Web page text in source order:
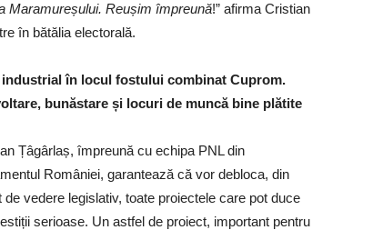
Maramureșului. Reușim împreună!” afirma Cristian
în bătălia electorală.
industrial în locul fostului combinat Cuprom.
bunăstare și locuri de muncă bine plătite
Țâgârlaș, împreună cu echipa PNL din
României, garantează că vor debloca, din
de vedere legislativ, toate proiectele care pot duce
serioase. Un astfel de proiect, important pentru